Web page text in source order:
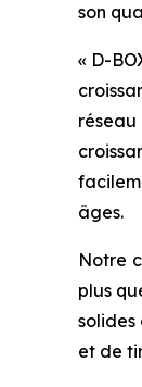
son
« D-
âges.
Notre
plus
et de